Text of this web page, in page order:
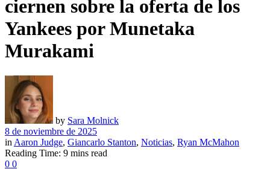
ciernen sobre la oferta de los
Yankees por Munetaka
Murakami
by Sara Molnick
8 de noviembre de 2025
in Aaron Judge, Giancarlo Stanton, Noticias, Ryan McMahon
Reading Time: 9 mins read
0 0